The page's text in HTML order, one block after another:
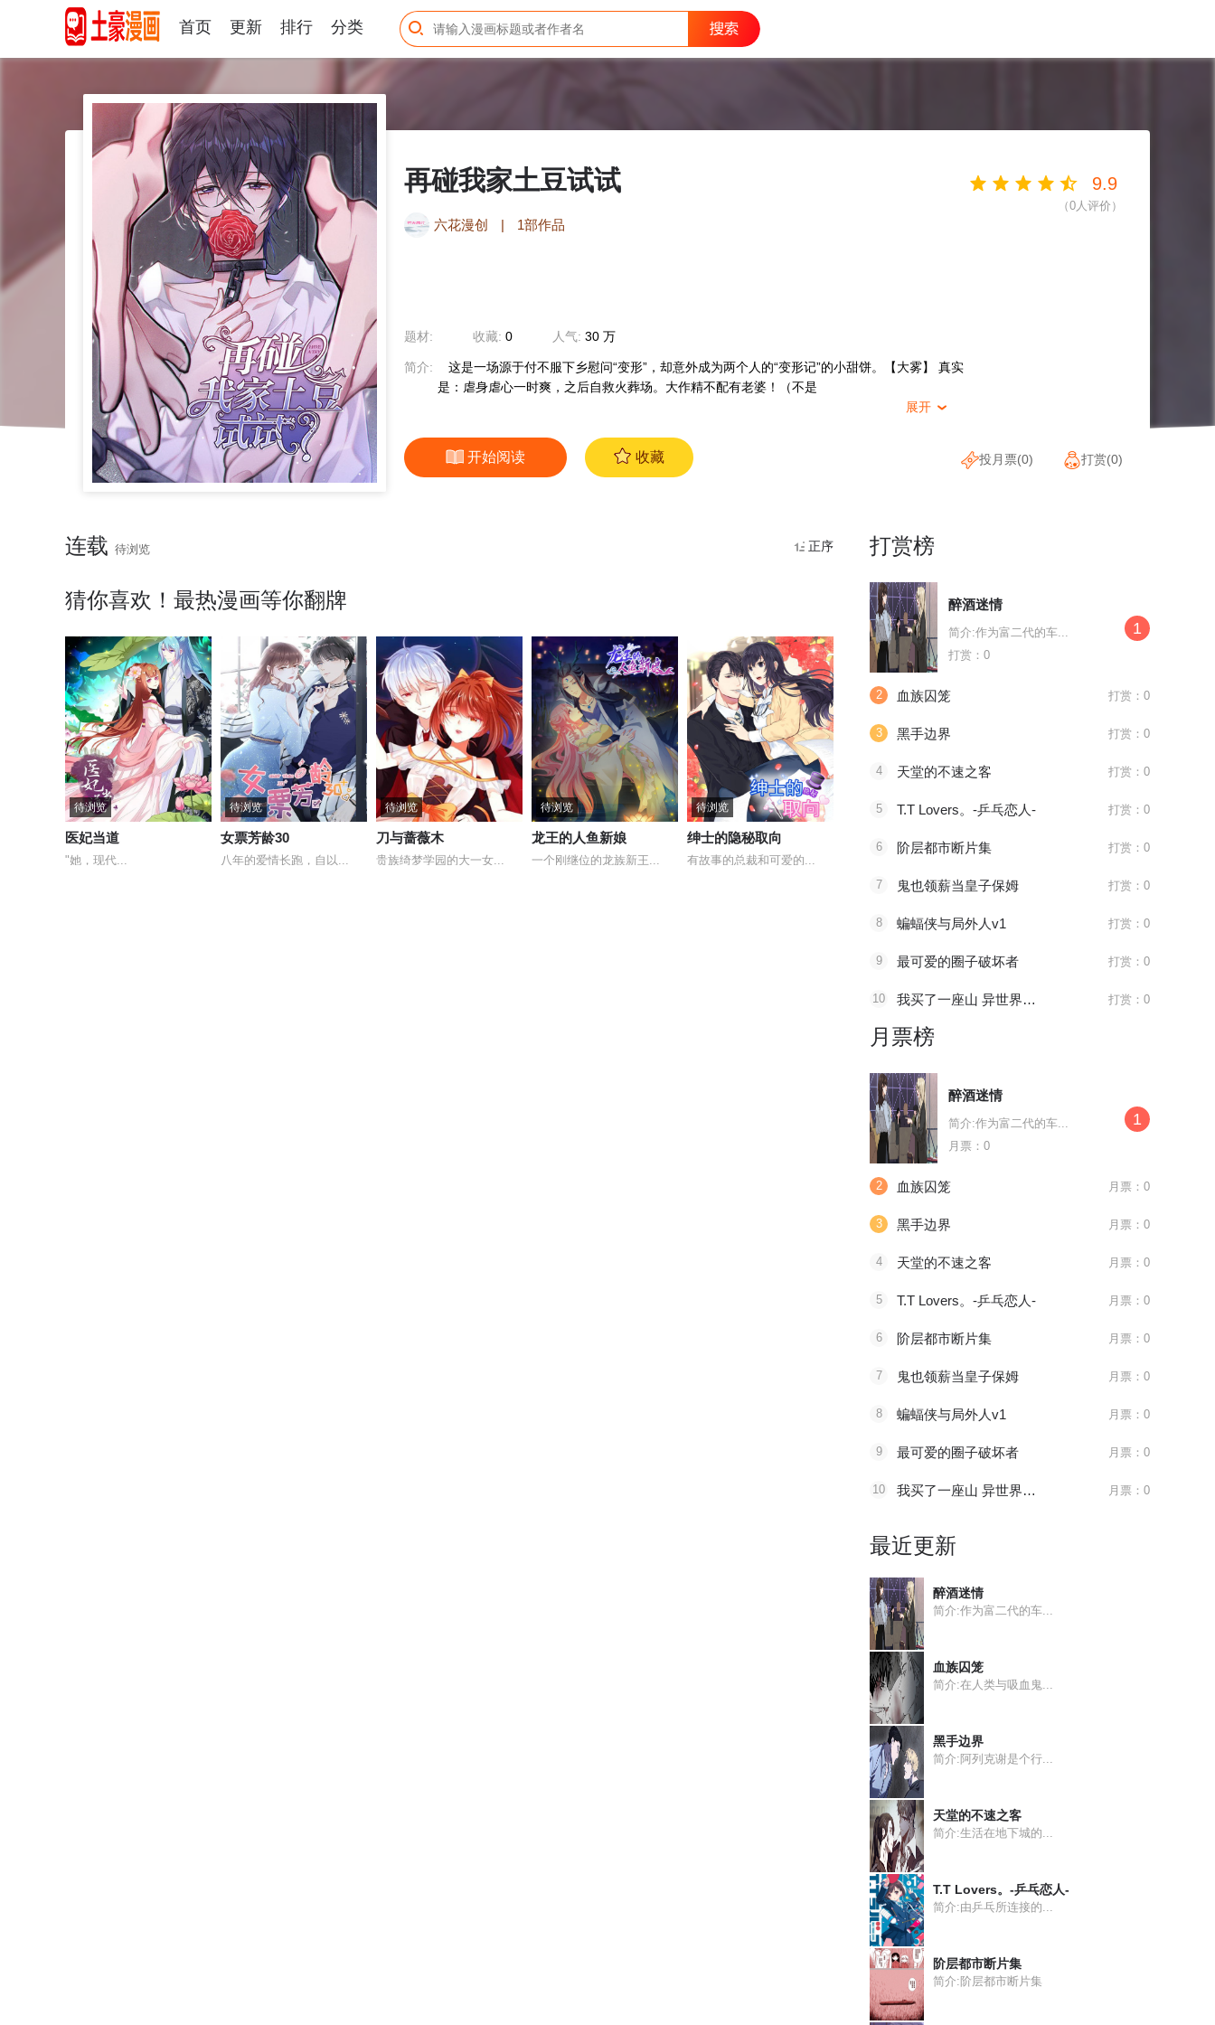
首页 更新 排行 分类
再碰我家土豆试试
六花漫创 | 1部作品
题材: 收藏: 0 人气: 30 万
简介:
这是一场源于付不服下乡慰问“变形”，却意外成为两个人的“变形记”的小甜饼。【大雾】 真实
是：虐身虐心一时爽，之后自救火葬场。大作精不配有老婆！（不是
展开 
开始阅读 收藏
9.9
（0人评价）
投月票(0) 打赏(0)
连载 待浏览 正序
猜你喜欢！最热漫画等你翻牌
待浏览
医妃当道
"她，现代...
待浏览
女票芳龄30
八年的爱情长跑，自以...
待浏览
刀与蔷薇木
贵族绮梦学园的大一女...
待浏览
龙王的人鱼新娘
一个刚继位的龙族新王...
待浏览
绅士的隐秘取向
有故事的总裁和可爱的...
待浏览 待浏览
打赏榜
醉酒迷情
简介:作为富二代的车...
打赏：0
1
2 血族囚笼 打赏：0
3 黑手边界 打赏：0
4 天堂的不速之客 打赏：0
5 T.T Lovers。-乒乓恋人- 打赏：0
6 阶层都市断片集 打赏：0
7 鬼也领薪当皇子保姆 打赏：0
8 蝙蝠侠与局外人v1 打赏：0
9 最可爱的圈子破坏者 打赏：0
10 我买了一座山 异世界生活其实也不赖 打赏：0
月票榜
醉酒迷情
简介:作为富二代的车...
月票：0
1
2 血族囚笼 月票：0
3 黑手边界 月票：0
4 天堂的不速之客 月票：0
5 T.T Lovers。-乒乓恋人- 月票：0
6 阶层都市断片集 月票：0
7 鬼也领薪当皇子保姆 月票：0
8 蝙蝠侠与局外人v1 月票：0
9 最可爱的圈子破坏者 月票：0
10 我买了一座山 异世界生活其实也不赖 月票：0
最近更新
醉酒迷情
简介:作为富二代的车...
血族囚笼
简介:在人类与吸血鬼...
黑手边界
简介:阿列克谢是个行...
天堂的不速之客
简介:生活在地下城的...
T.T Lovers。-乒乓恋人-
简介:由乒乓所连接的...
阶层都市断片集
简介:阶层都市断片集